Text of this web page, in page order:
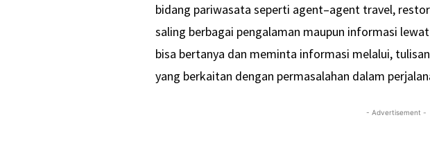
bidang pariwasata seperti agent–agent travel,
saling berbagai pengalaman maupun informasi
bisa bertanya dan meminta informasi melalui,
yang berkaitan dengan permasalahan dalam
- Advertisement -